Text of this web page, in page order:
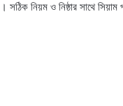
নিয়ম ও নিষ্ঠার সাথে সিয়াম